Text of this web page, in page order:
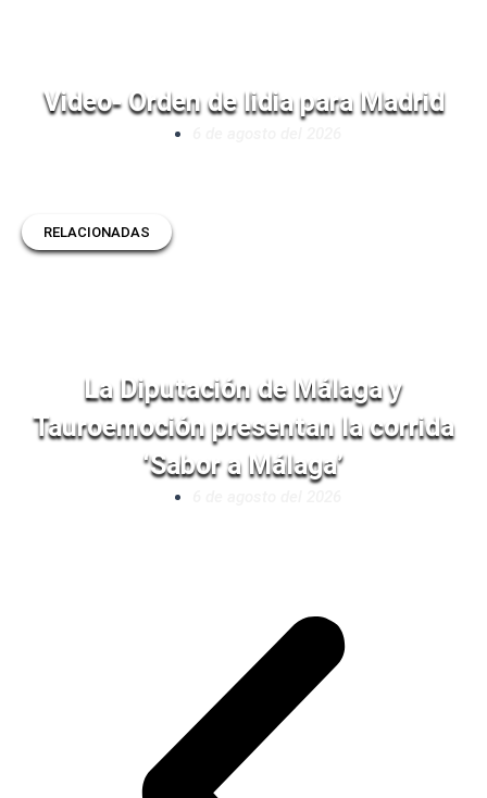
Video- Orden de lidia para Madrid
RELACIONADAS
La Diputación de Málaga y
Tauroemoción presentan la corrida
‘Sabor a Málaga’